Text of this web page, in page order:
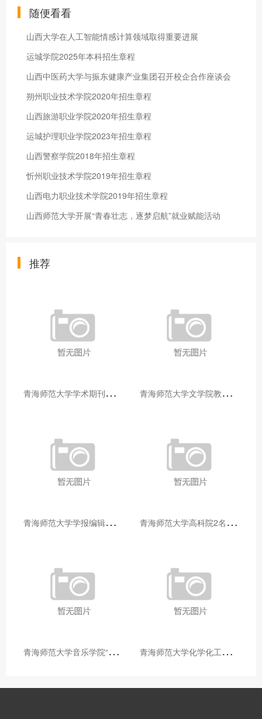
随便看看
山西大学在人工智能情感计算领域取得重要进展
运城学院2025年本科招生章程
山西中医药大学与振东健康产业集团召开校企合作座谈会
朔州职业技术学院2020年招生章程
山西旅游职业学院2020年招生章程
运城护理职业学院2023年招生章程
山西警察学院2018年招生章程
忻州职业技术学院2019年招生章程
山西电力职业技术学院2019年招生章程
山西师范大学开展“青春壮志，逐梦启航”就业赋能活动
推荐
青
海师范大学学术期刊两个专栏入选2025年青海省期刊重点专栏 青
海师范大学文学院教师赴山东省相关高校和学术机构交流学习
青
海师范大学学报编辑部赴大通县城关镇上毛佰胜村开展帮扶慰问活动 青
海师范大学高科院2名专家当选中国科学院院士
青
海师范大学音乐学院“青舞华章”本科舞蹈专业中期汇报圆满落幕 青
海师范大学化学化工学院开展铸牢中华民族共同体意识大讲堂活动